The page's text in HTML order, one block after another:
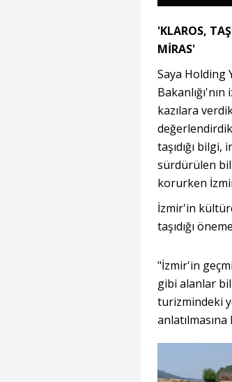
'KLAROS,
MİRAS'
Saya Holding
kazılara
taşıdığı
sürdürülen
korurken
İzmir'in
taşıdığı
"İzmir'in
gibi alanlar
turizmindeki